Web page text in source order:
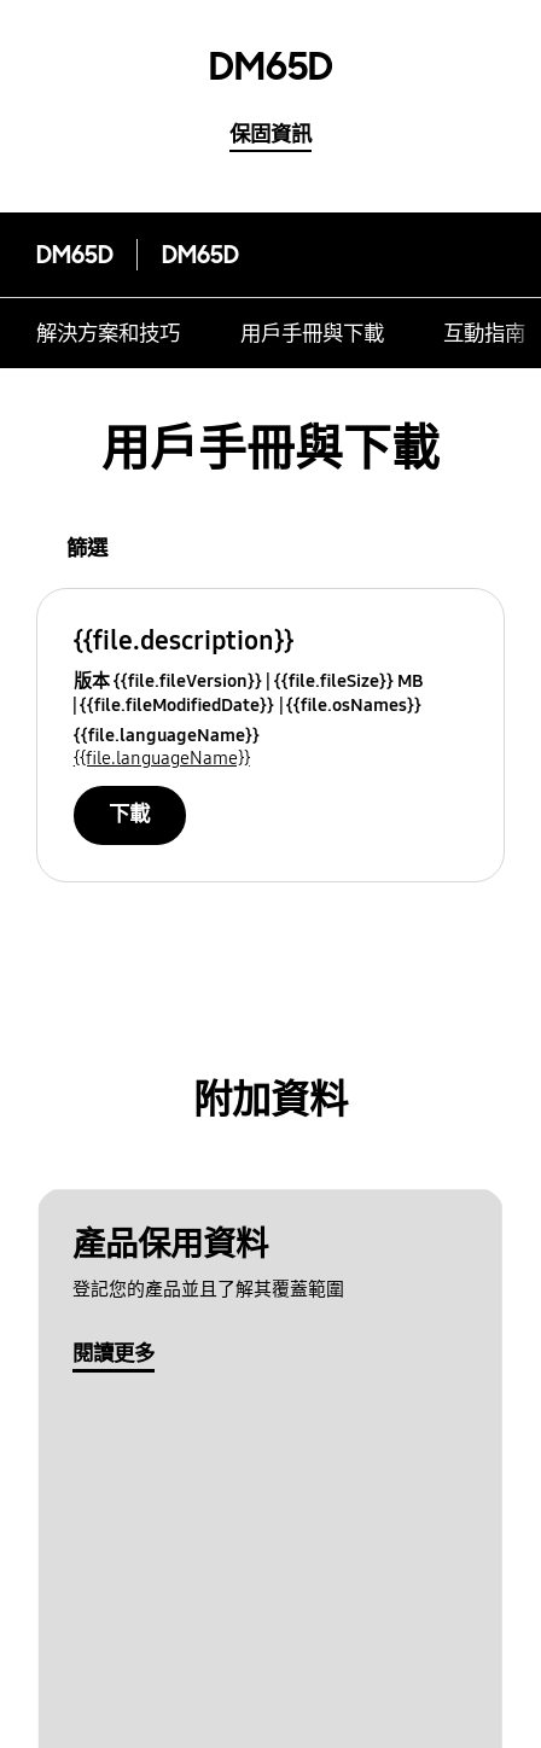
DM65D
保固資訊
DM65D DM65D
解決方案和技巧 用戶手冊與下載 互動指南
用戶手冊與下載
篩選
{{file.description}}
版本 {{file.fileVersion}} {{file.fileSize}} MB
{{file.fileModifiedDate}} {{file.osNames}}
{{file.languageName}}
{{file.languageName}}
下載
附加資料
產品保用資料
登記您的產品並且了解其覆蓋範圍
閱讀更多